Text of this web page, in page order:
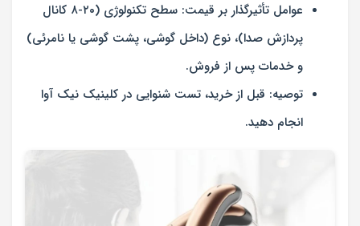
عوامل تأثیرگذار بر قیمت: سطح تکنولوژی (۲۰-۸ کانال
پردازش صدا)، نوع (داخل گوشی، پشت گوشی یا نامرئی)
و خدمات پس از فروش.
توصیه: قبل از خرید، تست شنوایی در کلینیک نیک آوا
انجام دهید.